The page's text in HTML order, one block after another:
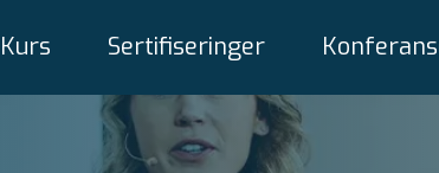
Kurs Sertifiseringer